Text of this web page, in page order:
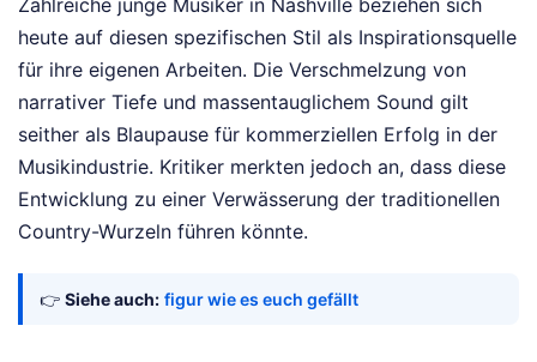
heute auf diesen spezifischen Stil als Inspirationsquelle
für ihre eigenen Arbeiten. Die Verschmelzung von
narrativer Tiefe und massentauglichem Sound gilt
seither als Blaupause für kommerziellen Erfolg in der
Musikindustrie. Kritiker merkten jedoch an, dass diese
Entwicklung zu einer Verwässerung der traditionellen
Country-Wurzeln führen könnte.
👉 Siehe auch: figur wie es euch gefällt